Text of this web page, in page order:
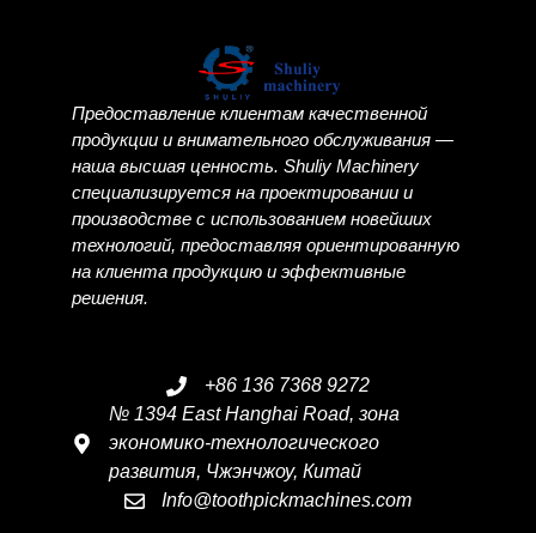
Предоставление клиентам качественной
продукции и внимательного обслуживания —
наша высшая ценность. Shuliy Machinery
специализируется на проектировании и
производстве с использованием новейших
технологий, предоставляя ориентированную
на клиента продукцию и эффективные
решения.
+86 136 7368 9272
№ 1394 East Hanghai Road, зона
экономико-технологического
развития, Чжэнчжоу, Китай
Info@toothpickmachines.com